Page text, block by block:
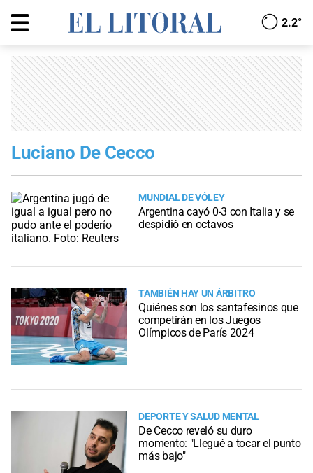
2.2°
Luciano De Cecco
MUNDIAL DE VÓLEY
Argentina cayó 0-3 con Italia y se
despidió en octavos
TAMBIÉN HAY UN ÁRBITRO
Quiénes son los santafesinos que
competirán en los Juegos
Olímpicos de París 2024
DEPORTE Y SALUD MENTAL
De Cecco reveló su duro
momento: "Llegué a tocar el punto
más bajo"